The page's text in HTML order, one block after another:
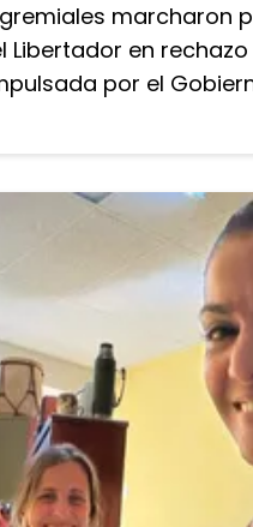
marcharon
Libertador en
por el